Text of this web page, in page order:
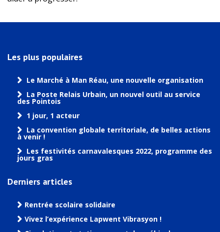
Les plus populaires
Le Marché à Man Réau, une nouvelle organisation
La Poste Relais Urbain, un nouvel outil au service
des Pointois
1 jour, 1 acteur
La convention globale territoriale, de belles actions
à venir !
Les festivités carnavalesques 2022, programme des
jours gras
Derniers articles
Rentrée scolaire solidaire
Vivez l’expérience Lapwent Vibrasyon !